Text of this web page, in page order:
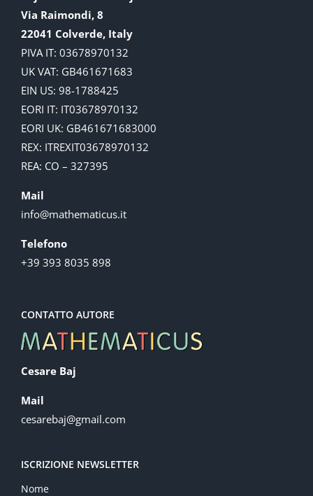
Via Raimondi, 8
22041 Colverde, Italy
PIVA IT: 03678970132
UK VAT: GB461671683
EIN US: 98-1788425
EORI IT: IT03678970132
EORI UK: GB461671683000
REX: ITREXIT03678970132
REA: CO – 327395
Mail
info@mathematicus.it
Telefono
+39 393 8035 898
CONTATTO AUTORE
Cesare Baj
Mail
cesarebaj@gmail.com
ISCRIZIONE NEWSLETTER
Nome